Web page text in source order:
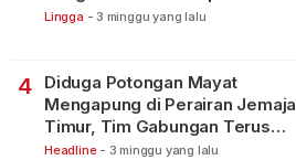
Lingga - 3 minggu yang lalu
4
Diduga Potongan Mayat
Mengapung di Perairan Jemaja
Timur, Tim Gabungan Terus
Lakukan Pencarian
Headline - 3 minggu yang lalu